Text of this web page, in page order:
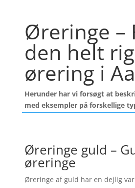
Øreringe –
den helt
ørering i
Herunder har vi forsøgt at
med eksempler på forskellige
Øreringe guld –
øreringe
Øreringe af guld har en dejlig